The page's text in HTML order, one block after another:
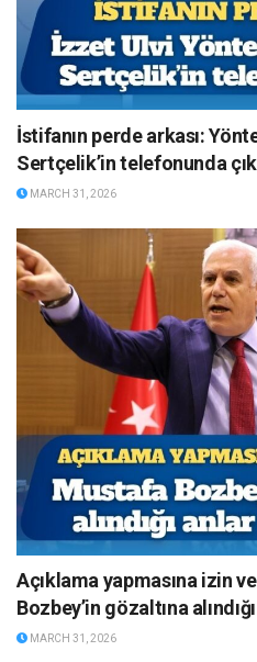
İstifanın perde arkası:
Sertçelik’in telefonunda
MARCH 31, 2026
Açıklama yapmasına izin
Bozbey’in gözaltına
MARCH 31, 2026